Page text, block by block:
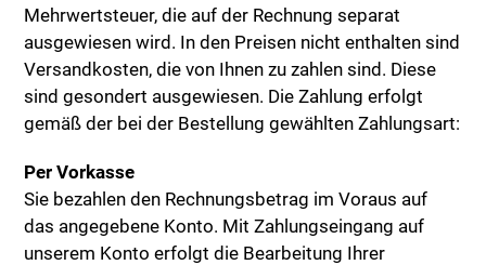
Mehrwertsteuer, die auf der Rechnung separat
ausgewiesen wird. In den Preisen nicht enthalten sind
Versandkosten, die von Ihnen zu zahlen sind. Diese
sind gesondert ausgewiesen. Die Zahlung erfolgt
gemäß der bei der Bestellung gewählten Zahlungsart:
Per Vorkasse
Sie bezahlen den Rechnungsbetrag im Voraus auf
das angegebene Konto. Mit Zahlungseingang auf
unserem Konto erfolgt die Bearbeitung Ihrer